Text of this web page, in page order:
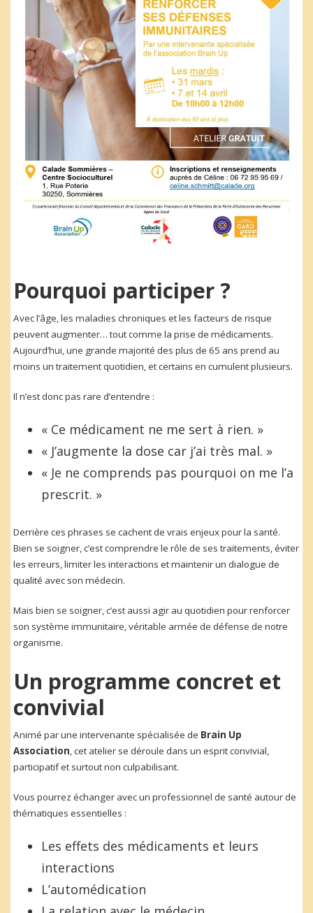
Pourquoi participer ?
Avec l’âge, les maladies chroniques et les facteurs de risque
peuvent augmenter… tout comme la prise de médicaments.
Aujourd’hui, une grande majorité des plus de 65 ans prend au
moins un traitement quotidien, et certains en cumulent plusieurs.
Il n’est donc pas rare d’entendre :
« Ce médicament ne me sert à rien. »
« J’augmente la dose car j’ai très mal. »
« Je ne comprends pas pourquoi on me l’a
prescrit. »
Derrière ces phrases se cachent de vrais enjeux pour la santé.
Bien se soigner, c’est comprendre le rôle de ses traitements, éviter
les erreurs, limiter les interactions et maintenir un dialogue de
qualité avec son médecin.
Mais bien se soigner, c’est aussi agir au quotidien pour renforcer
son système immunitaire, véritable armée de défense de notre
organisme.
Un programme concret et
convivial
Animé par une intervenante spécialisée de Brain Up
Association, cet atelier se déroule dans un esprit convivial,
participatif et surtout non culpabilisant.
Vous pourrez échanger avec un professionnel de santé autour de
thématiques essentielles :
Les effets des médicaments et leurs
interactions
L’automédication